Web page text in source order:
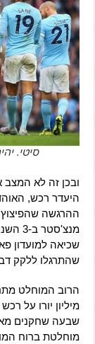
ובכן זה לא המצב
היעדר רכש,
ההרגשה שהפיצוץ
שכיאה למועדון
שהתרגלו ללקק
מיליון יורו על
שבעה שחקנים
מוחלטת ברוח